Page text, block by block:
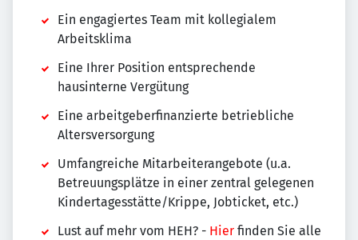
Ein engagiertes Team mit kollegialem
Arbeitsklima
Eine Ihrer Position entsprechende
hausinterne Vergütung
Eine arbeitgeberfinanzierte betriebliche
Altersversorgung
Umfangreiche Mitarbeiterangebote (u.a.
Betreuungsplätze in einer zentral gelegenen
Kindertagesstätte/Krippe, Jobticket, etc.)
Lust auf mehr vom HEH? - Hier finden Sie alle